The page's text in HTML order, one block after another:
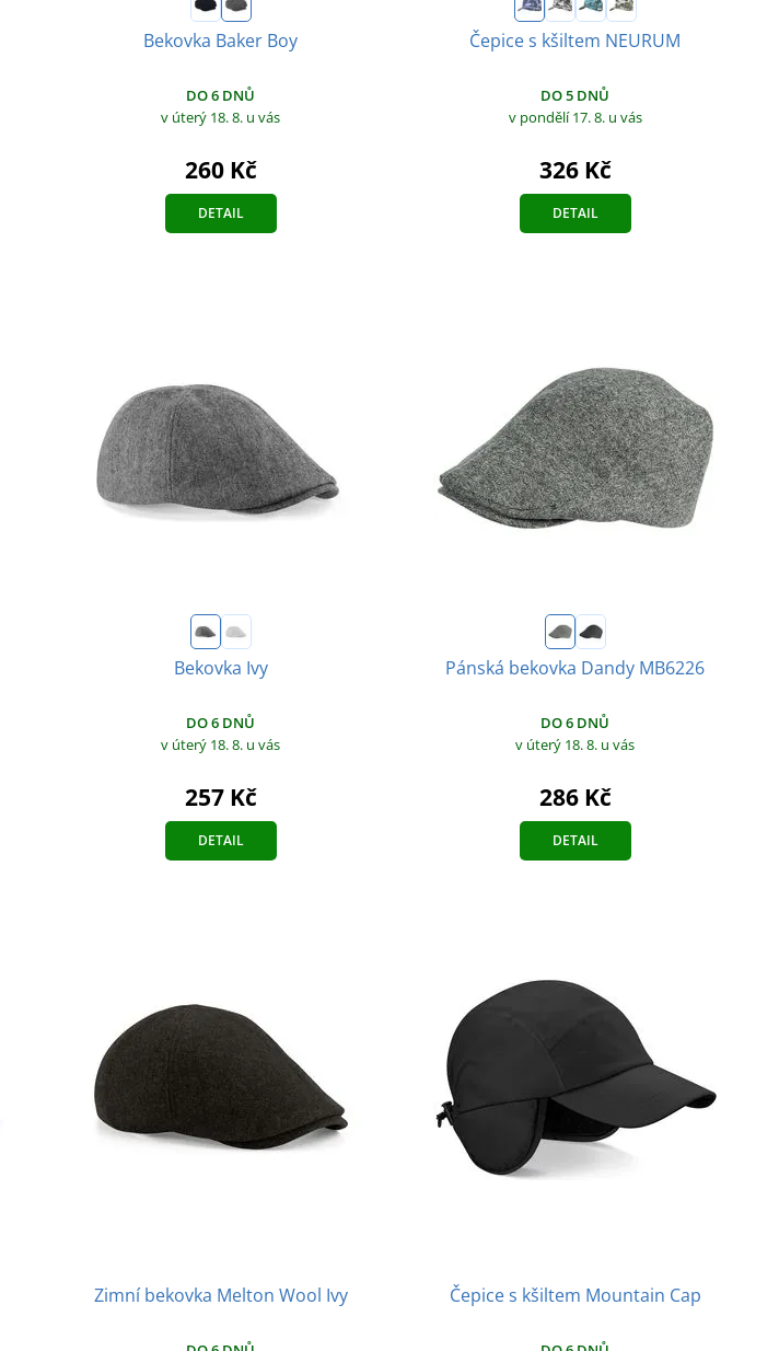
Bekovka Baker Boy
DO 6 DNŮ
v úterý 18. 8. u vás
260 Kč
DETAIL
Čepice s kšiltem NEURUM
DO 5 DNŮ
v pondělí 17. 8. u vás
326 Kč
DETAIL
Bekovka Ivy
DO 6 DNŮ
v úterý 18. 8. u vás
257 Kč
DETAIL
Pánská bekovka Dandy MB6226
DO 6 DNŮ
v úterý 18. 8. u vás
286 Kč
DETAIL
Zimní bekovka Melton Wool Ivy Čepice s kšiltem Mountain Cap